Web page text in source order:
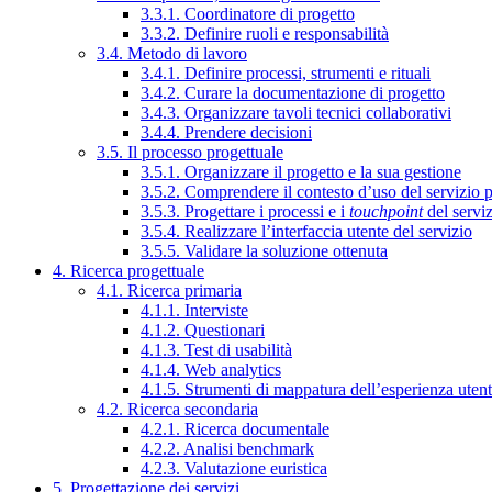
3.3.1. Coordinatore di progetto
3.3.2. Definire ruoli e responsabilità
3.4. Metodo di lavoro
3.4.1. Definire processi, strumenti e rituali
3.4.2. Curare la documentazione di progetto
3.4.3. Organizzare tavoli tecnici collaborativi
3.4.4. Prendere decisioni
3.5. Il processo progettuale
3.5.1. Organizzare il progetto e la sua gestione
3.5.2. Comprendere il contesto d’uso del servizio
3.5.3. Progettare i processi e i touchpointdel
3.5.4. Realizzare l’interfaccia utente del servizio
3.5.5. Validare la soluzione ottenuta
4. Ricerca progettuale
4.1. Ricerca primaria
4.1.1. Interviste
4.1.2. Questionari
4.1.3. Test di usabilità
4.1.4. Web analytics
4.1.5. Strumenti di mappatura dell’esperienza
4.2. Ricerca secondaria
4.2.1. Ricerca documentale
4.2.2. Analisi benchmark
4.2.3. Valutazione euristica
5. Progettazione dei servizi